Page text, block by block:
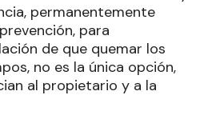
permanentemente
para
de que quemar los
no es la única opción,
al propietario y a la